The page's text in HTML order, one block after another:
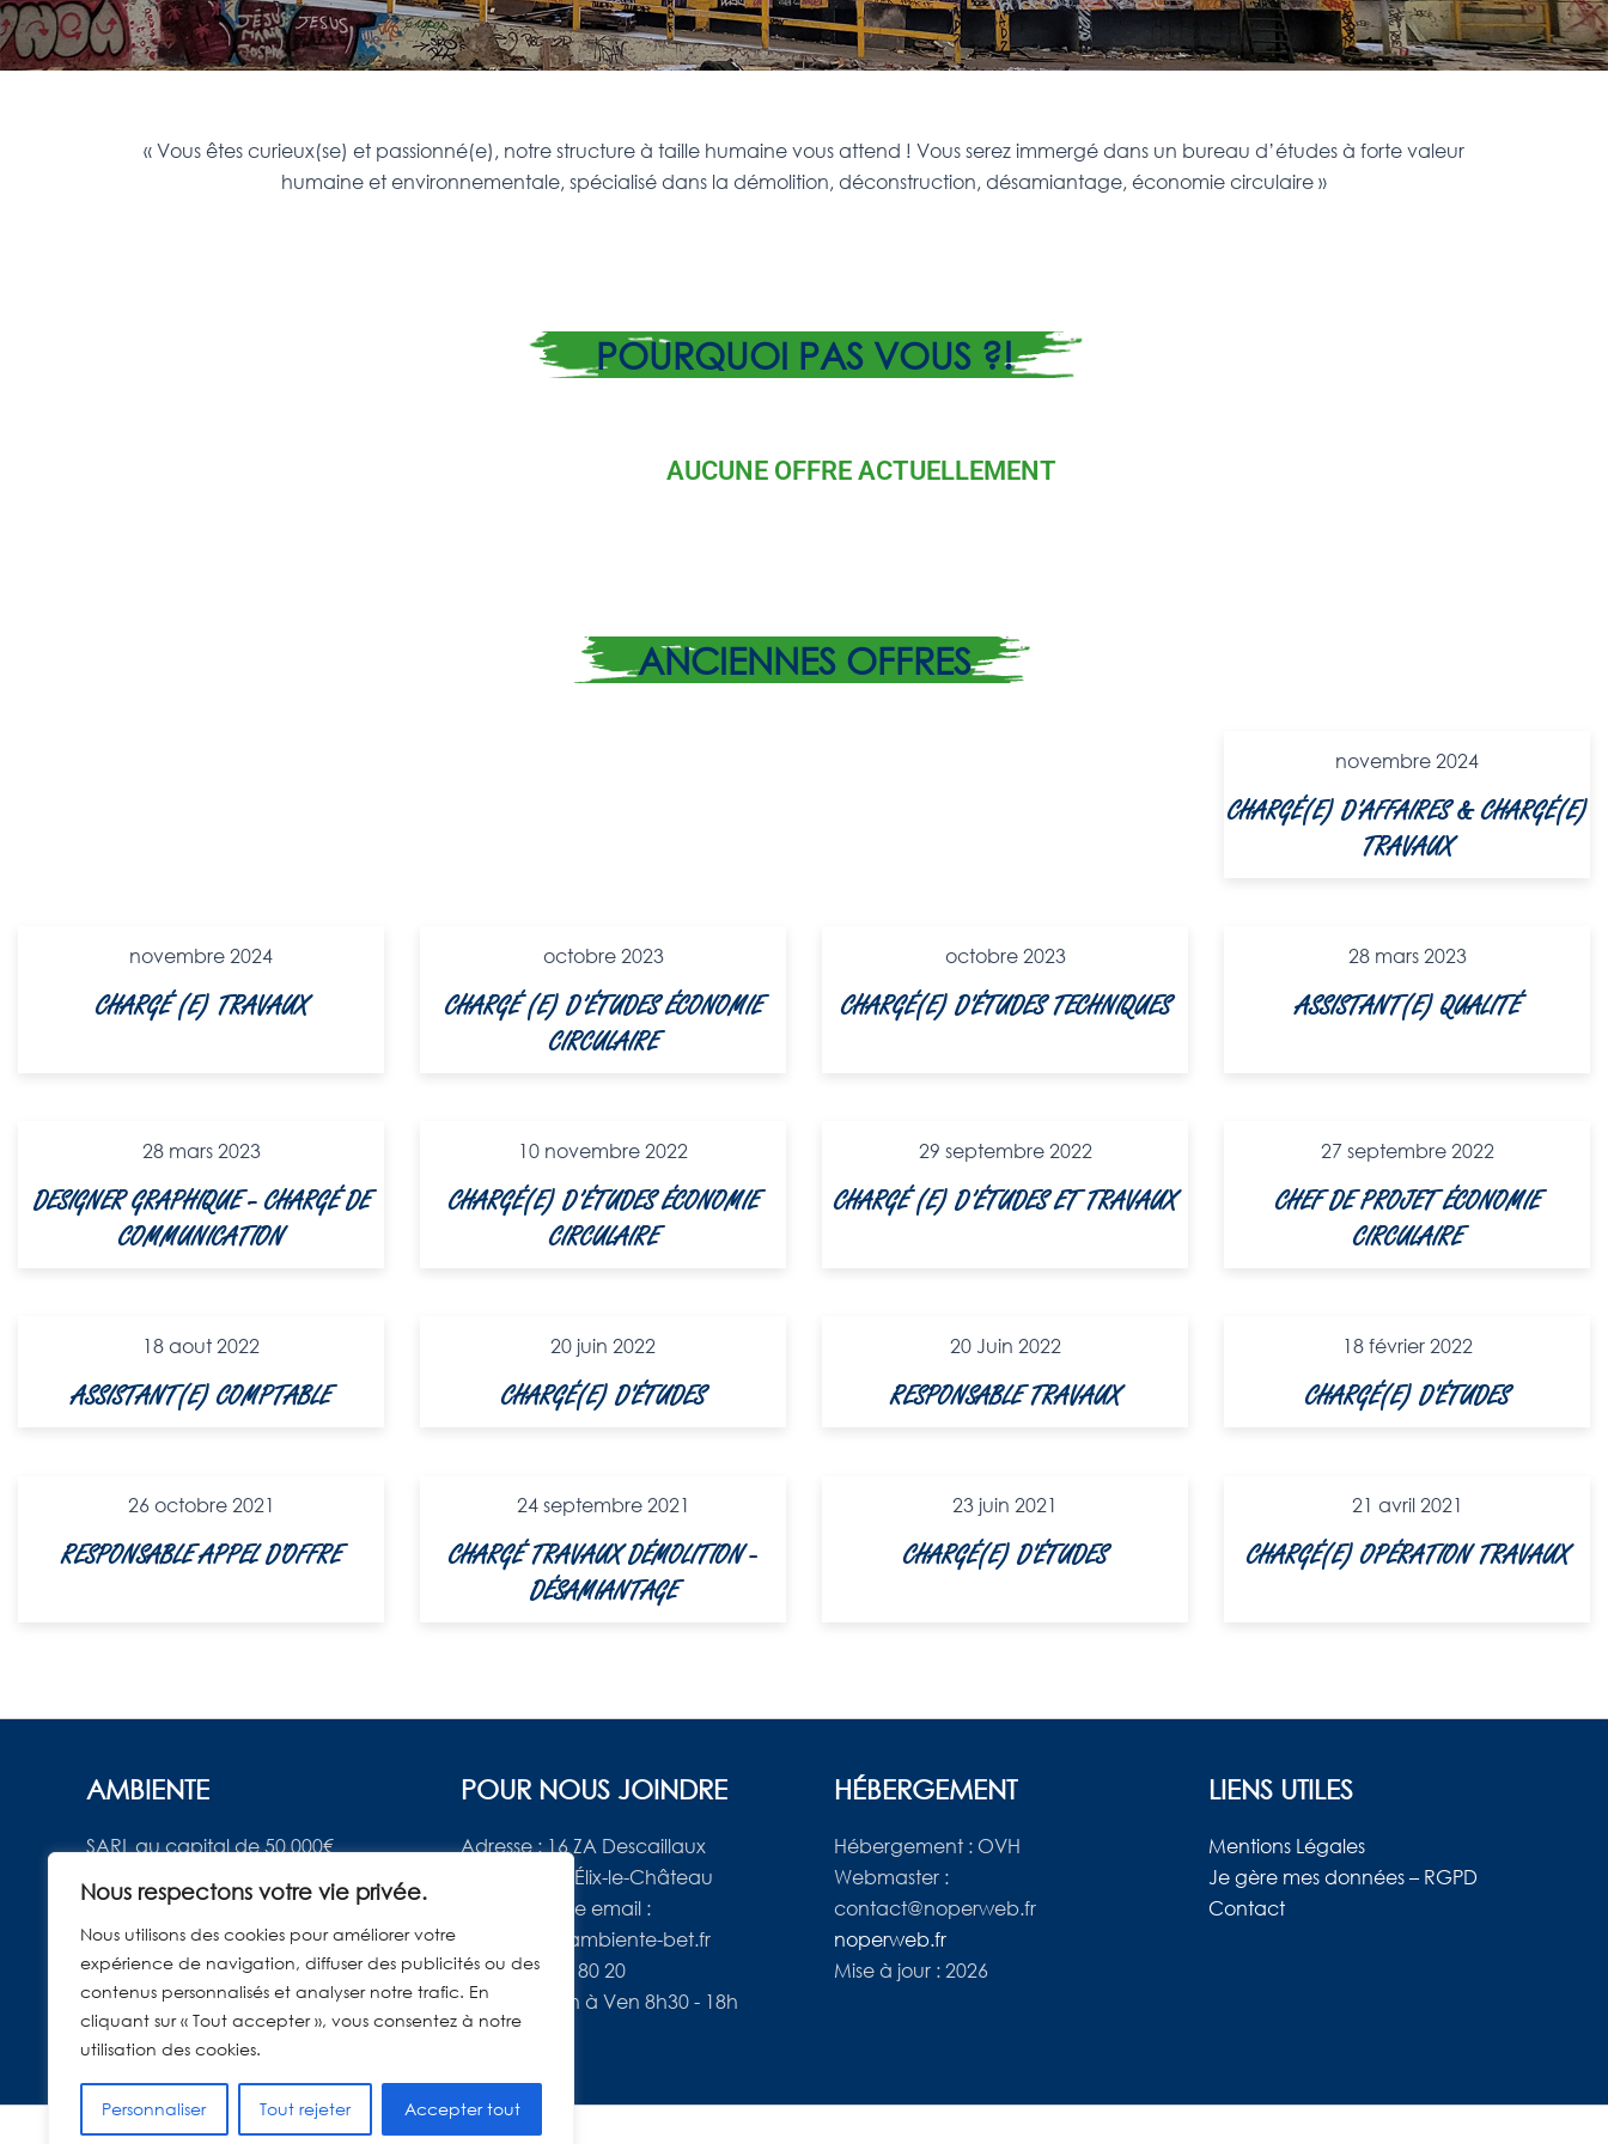
Nous respectons votre vie privée.
Nous utilisons des cookies pour améliorer votre
expérience de navigation, diffuser des publicités ou des
contenus personnalisés et analyser notre trafic. En
cliquant sur « Tout accepter », vous consentez à notre
utilisation des cookies.
Personnaliser Tout rejeter Accepter tout
« Vous êtes curieux(se) et passionné(e), notre structure à taille humaine vous attend ! Vous serez immergé dans un bureau d’études à forte valeur
humaine et environnementale, spécialisé dans la démolition, déconstruction, désamiantage, économie circulaire »
POURQUOI PAS VOUS ?!
AUCUNE OFFRE ACTUELLEMENT
ANCIENNES OFFRES
novembre 2024
CHARGÉ(E) D’AFFAIRES & CHARGÉ(E)
TRAVAUX
novembre 2024
CHARGÉ (E) TRAVAUX
octobre 2023
CHARGÉ (E) D’ÉTUDES ÉCONOMIE
CIRCULAIRE
octobre 2023
CHARGÉ(E) D'ÉTUDES TECHNIQUES
28 mars 2023
ASSISTANT(E) QUALITÉ
28 mars 2023
DESIGNER GRAPHIQUE – CHARGÉ DE
COMMUNICATION
10 novembre 2022
CHARGÉ(E) D’ÉTUDES ÉCONOMIE
CIRCULAIRE
29 septembre 2022
CHARGÉ (E) D’ÉTUDES ET TRAVAUX
27 septembre 2022
CHEF DE PROJET ÉCONOMIE
CIRCULAIRE
18 aout 2022
ASSISTANT(E) COMPTABLE
20 juin 2022
CHARGÉ(E) D'ÉTUDES
20 Juin 2022​
RESPONSABLE TRAVAUX​
18 février 2022
CHARGÉ(E) D'ÉTUDES​
26 octobre 2021
RESPONSABLE APPEL D'OFFRE​
24 septembre 2021
CHARGÉ TRAVAUX DÉMOLITION -
DÉSAMIANTAGE​
23 juin 2021
CHARGÉ(E) D'ÉTUDES
21 avril 2021
CHARGÉ(E) OPÉRATION TRAVAUX
AMBIENTE
SARL au capital de 50 000€
RCS Toulouse 537434656
Code NAF 7490B
POUR NOUS JOINDRE
Adresse : 16 ZA Descaillaux
31 430 Saint-Élix-le-Château
Notre adresse email :
ambiente@ambiente-bet.fr
Tél : 05 61 97 80 20
Horaires : Lun à Ven 8h30 - 18h
HÉBERGEMENT
Hébergement : OVH
Webmaster :
contact@noperweb.fr
noperweb.fr
Mise à jour : 2026
LIENS UTILES
Mentions Légales
Je gère mes données – RGPD
Contact